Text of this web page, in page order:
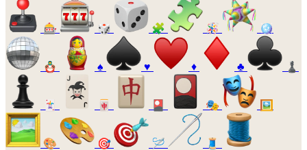
🎰 🎲 🧩 🪅 🪩
🪆 ♠️ ♥️ ♦️ ♣️ ♟️
🃏 🀄 🎴 🎭 🖼️
🎨 🎯 🪡
🧵